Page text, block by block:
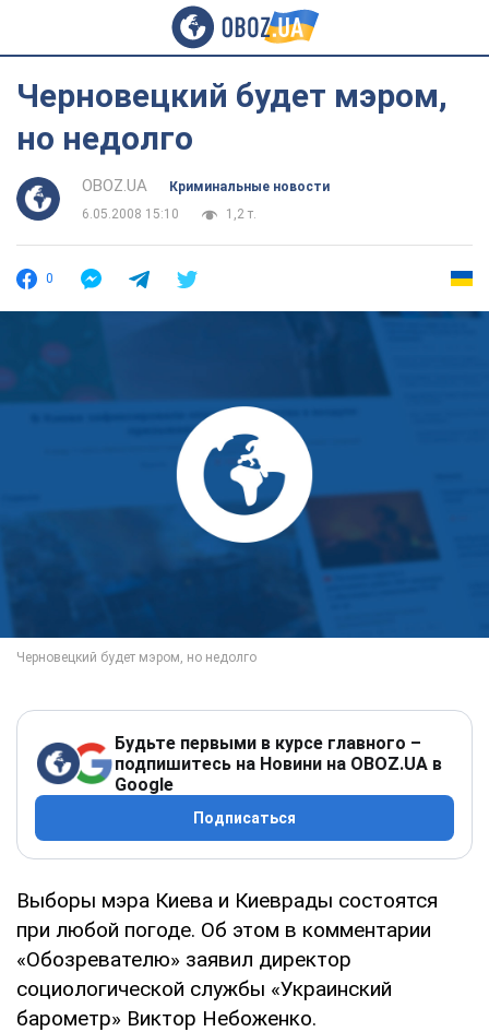
Черновецкий будет мэром,
но недолго
OBOZ.UA
Криминальные новости
6.05.2008 15:10
1,2 т.
0
Будьте первыми в курсе главного –
подпишитесь на Новини на OBOZ.UA в
Google
Подписаться
Выборы мэра Киева и Киеврады состоятся
при любой погоде. Об этом в комментарии
«Обозревателю» заявил директор
социологической службы «Украинский
барометр» Виктор Небоженко.